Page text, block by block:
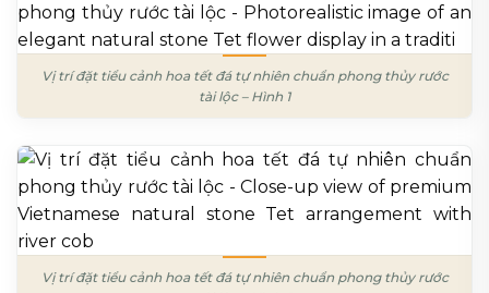
Vị trí đặt tiểu cảnh hoa tết đá tự nhiên chuẩn phong thủy rước
tài lộc – Hình 1
Vị trí đặt tiểu cảnh hoa tết đá tự nhiên chuẩn phong thủy rước